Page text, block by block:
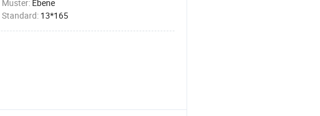
Muster: Ebene
Standard: 13*165